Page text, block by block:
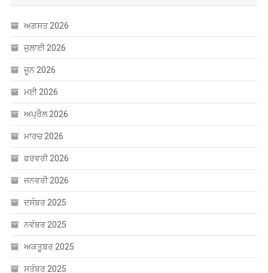
ਜੁਲਾਈ 2026
ਜੂਨ 2026
ਮਈ 2026
ਅਪ੍ਰੈਲ 2026
ਮਾਰਚ 2026
ਫਰਵਰੀ 2026
ਜਨਵਰੀ 2026
ਦਸੰਬਰ 2025
ਨਵੰਬਰ 2025
ਅਕਤੂਬਰ 2025
ਸਤੰਬਰ 2025